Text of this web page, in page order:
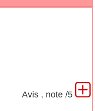
Avis , note /5